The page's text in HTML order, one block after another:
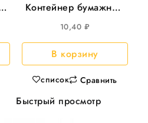
Контейнер бумажный
(Чайна-бокс) 500мл
д/лапши Белый
35шт/уп 420шт/кор
10,40 ₽
В корзину
список Сравнить
Быстрый просмотр